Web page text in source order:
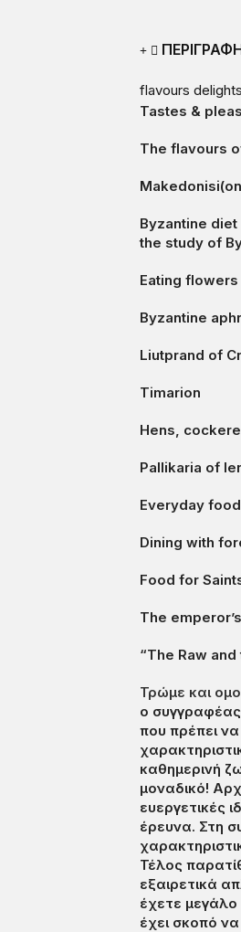
flavours delights
Tastes &
The flavours
Byzantine
the study of
Eating flowers
Byzantine
Liutprand of
Timarion
Hens,
Pallikaria of
Everyday
Dining with
Food for
The
“The Raw
Τρώμε και
ο
που πρέπει
καθημερινή
μοναδικό!
ευεργετικές
έρευνα. Στη
Τέλος
εξαιρετικά
έχετε μεγάλο
έχει σκοπό